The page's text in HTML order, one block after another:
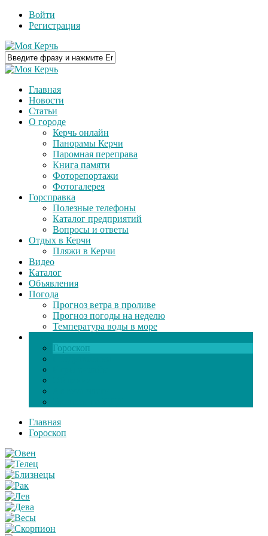
Войти
Регистрация
Главная
Новости
Статьи
О городе
Керчь онлайн
Панорамы Керчи
Паромная переправа
Книга памяти
Фоторепортажи
Фотогалерея
Горсправка
Полезные телефоны
Каталог предприятий
Вопросы и ответы
Отдых в Керчи
Пляжи в Керчи
Видео
Каталог
Объявления
Погода
Прогноз ветра в проливе
Прогноз погоды на неделю
Температура воды в море
Гороскоп
Главная
Гороскоп